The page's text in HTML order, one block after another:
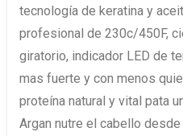
tecnología de keratina y
profesional de 230c/450F,
giratorio, indicador LED de
mas fuerte y con menos
proteína natural y vital pata
Argan nutre el cabello